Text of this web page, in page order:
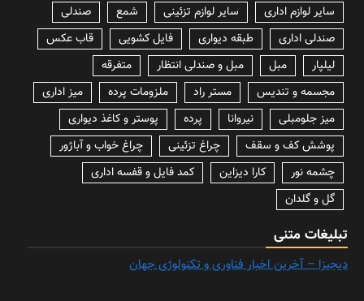
سایر لوازم اداری
سایر لوازم تزئینی شمع
صندلی
صندلی اداری
طبقه دیواری فایل کشویی
قاب عکس
لیلپار
مبل مبل و صندلی انتظار
متفرقه
مجسمه و تندیس
مستر راد ملزومات پرده
میز اداری
میز جلومبلی
نیروانا پرده
پوستر و کاغذ دیواری
پوشش کف و سقف
چراغ تزئینی
چراغ خواب و آباژور
چشمه نور
کارا دیزاین
کمد فایل و قفسه اداری
گل و گلدان
تبلیغات متنی
دیجیزا – آخرین اخبار فناوری و تکنولوژی جهان